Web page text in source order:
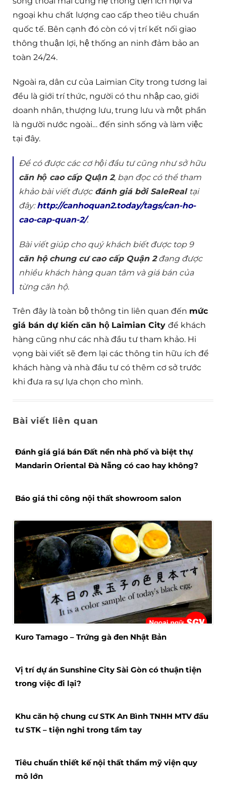
ngoại khu chất lượng cao cấp theo tiêu chuẩn
quốc tế. Bên cạnh đó còn có vị trí kết nối giao
thông thuận lợi, hệ thống an ninh đảm bảo an
toàn 24/24.
Ngoài ra, dân cư của Laimian City trong tương lai
đều là giới trí thức, người có thu nhập cao, giới
doanh nhân, thượng lưu, trung lưu và một phần
là người nước ngoài… đến sinh sống và làm việc
tại đây.
Để có được các cơ hội đầu tư cũng như sở hữu
căn hộ cao cấp Quận 2, bạn đọc có thể tham
khảo bài viết đượcđánh giá bởi SaleReal tại
đây:http://canhoquan2.today/tags/can-ho-
cao-cap-quan-2/.
Bài viết giúp cho quý khách biết được top 9
căn hộ chung cư cao cấp Quận 2đang được
nhiều khách hàng quan tâm và giá bán của
từng căn hộ.
Trên đây là toàn bộ thông tin liên quan đến mức
giá bán dự kiến căn hộ Laimian City để khách
hàng cũng như các nhà đầu tư tham khảo. Hi
vọng bài viết sẽ đem lại các thông tin hữu ích để
khách hàng và nhà đầu tư có thêm cơ sở trước
khi đưa ra sự lựa chọn cho mình.
Bài viết liên quan
Đánh giá giá bán Đất nền nhà phố và biệt thự
Mandarin Oriental Đà Nẵng có cao hay không?
Báo giá thi công nội thất showroom salon
Kuro Tamago – Trứng gà đen Nhật Bản
Vị trí dự án Sunshine City Sài Gòn có thuận tiện
trong việc đi lại?
Khu căn hộ chung cư STK An Bình TNHH MTV đầu
tư STK – tiện nghi trong tầm tay
Tiêu chuẩn thiết kế nội thất thẩm mỹ viện quy
mô lớn